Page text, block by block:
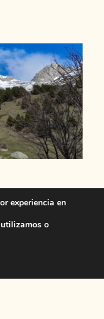
experiencia en
utilizamos o
de cookies RGPD